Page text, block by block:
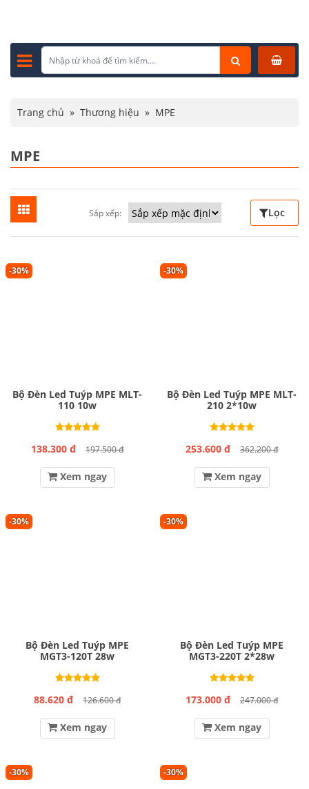
Trang chủ » Thương hiệu » MPE
MPE
Sắp xếp: Lọc
-30%
Bộ Đèn Led Tuýp MPE MLT-
110 10w
138.300 đ 197.500 đ
Xem ngay
-30%
Bộ Đèn Led Tuýp MPE MLT-
210 2*10w
253.600 đ 362.200 đ
Xem ngay
-30%
Bộ Đèn Led Tuýp MPE
MGT3-120T 28w
88.620 đ 126.600 đ
Xem ngay
-30%
Bộ Đèn Led Tuýp MPE
MGT3-220T 2*28w
173.000 đ 247.000 đ
Xem ngay
-30% -30%